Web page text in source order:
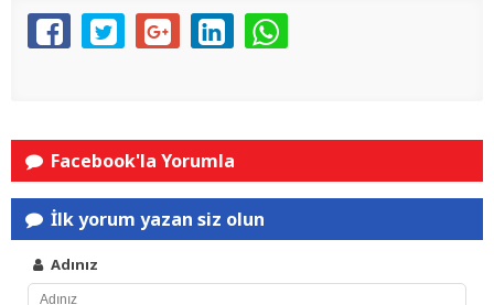
Facebook'la Yorumla
İlk yorum yazan siz olun
Adınız